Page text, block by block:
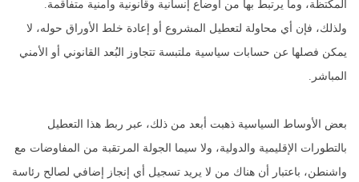
المكتظة، وما يرتبط بها من أوضاع إنسانية وقانونية وأمنية متفاقمة.
ولذلك، فإن أي محاولة لتعطيل المشروع أو إعادة خلط الأوراق حوله، لا
يمكن فصلها عن حسابات سياسية ملتبسة تتجاوز البُعد القانوني أو الأمني
المباشر.
بعض الأوساط السياسية ذهبت أبعد من ذلك، عبر ربط هذا التعطيل
بالتطورات الإقليمية والدولية، ولا سيما الجولة المرتقبة من المفاوضات مع
واشنطن، باعتبار أن هناك من لا يريد تسجيل أي إنجاز إضافي لصالح رئاسة